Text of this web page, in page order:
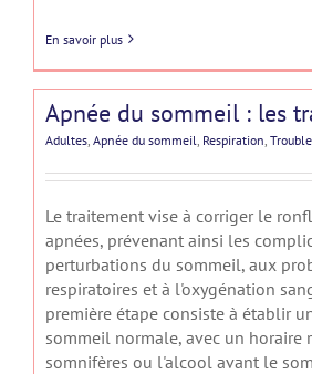
En savoir plus
Apnée du sommeil : les
Adultes Apnée du sommeil Respiration
Le traitement vise à corriger le
apnées, prévenant ainsi les
perturbations du sommeil, aux
respiratoires et à l'oxygénation
première étape consiste à établir
sommeil normale, avec un horaire
somnifères ou l'alcool avant le